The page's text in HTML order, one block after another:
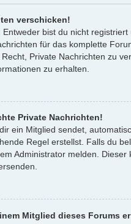
verschicken!
bist du nicht
für das komplette
Private Nachrichten zu
zu erhalten.
Private Nachrichten!
ein Mitglied sendet,
Regel erstellst. Falls du
Administrator melden.
Mitglied dieses Forums